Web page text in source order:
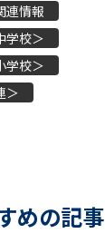
連情報
校＞
校＞
＞
めの記事